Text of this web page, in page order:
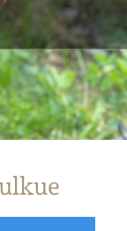
Ratsastajat